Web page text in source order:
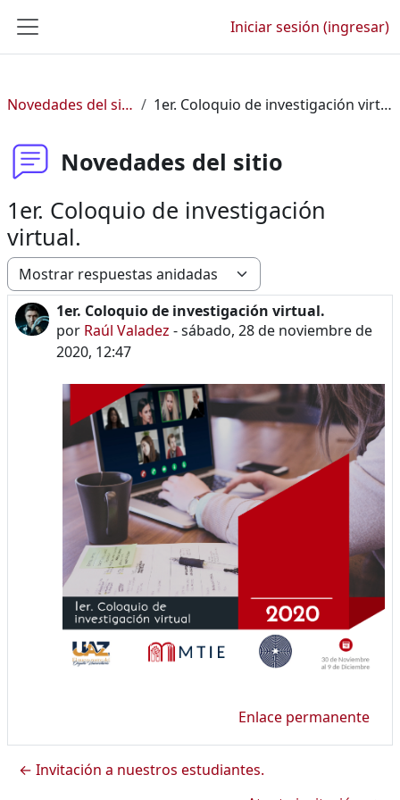
Pánel lateral
Iniciar sesión (ingresar)
Novedades del sitio 1er. Coloquio de investigación virtual.
Novedades del sitio
1er. Coloquio de investigación
virtual.
Modo de visualización
1er. Coloquio de investigación virtual.
por Raúl Valadez -sábado, 28 de noviembre de
2020, 12:47
Número de respuestas: 0
Enlace permanente
← Invitación a nuestros estudiantes.